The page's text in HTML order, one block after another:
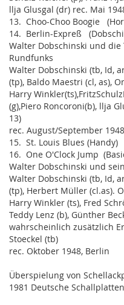
llja Glusgal (dr) rec. Mai
13. Choo-Choo Boogie
14. Berlin-Expreß
Walter Dobschinski und
Rundfunks
Walter Dobschinski (tb, Id,
(tp), Baldo Maestri (cl, as),
Harry
(g),Piero Roncoroni(b), llja
13)
rec. August/September
15. St. Louis Blues (Handy)
16. One O'Clock Jump
Walter Dobschinski und
Walter Dobschinski (tb, Id,
(tp), Herbert Müller (cl.as).
Harry Winkler (ts), Fred
Teddy Lenz (b), Günther
wahrscheinlich zusätzlich
Stoeckel (tb)
rec. Oktober 1948, Berlin
Überspielung von
1981 Deutsche